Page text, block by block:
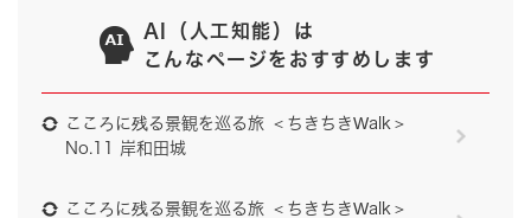
AI（人工知能）は
こんなページをおすすめします
こころに残る景観を巡る旅 ＜ちきちきWalk＞
No.11 岸和田城
こころに残る景観を巡る旅 ＜ちきちきWalk＞